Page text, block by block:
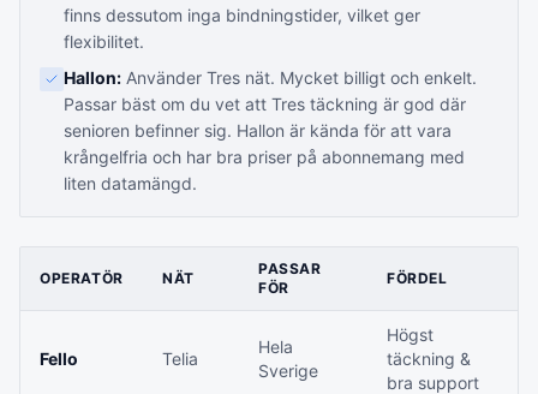
finns dessutom inga bindningstider, vilket ger
flexibilitet.
Hallon: Använder Tres nät. Mycket billigt och enkelt.
Passar bäst om du vet att Tres täckning är god där
senioren befinner sig. Hallon är kända för att vara
krångelfria och har bra priser på abonnemang med
liten datamängd.
OPERATÖR NÄT
PASSAR
FÖR
FÖRDEL
Fello Telia
Hela
Sverige
Högst
täckning &
bra support